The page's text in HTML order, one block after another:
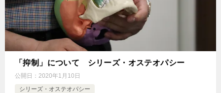
「抑制」について シリーズ・オステオパシー
公開日： 2020年1月10日
シリーズ・オステオパシー